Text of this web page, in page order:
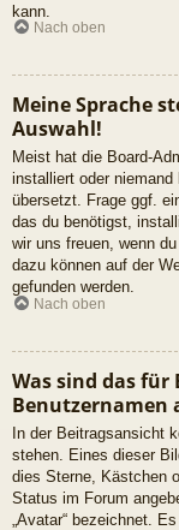
kann.
Nach oben
Meine Sprache
Auswahl!
Meist hat die Board-
installiert oder
übersetzt. Frage ggf.
das du benötigst,
wir uns freuen, wenn
dazu können auf der
gefunden werden.
Nach oben
Was sind das für
Benutzernamen
In der Beitragsansicht
stehen. Eines dieser
dies Sterne, Kästchen
Status im Forum
„Avatar“ bezeichnet.